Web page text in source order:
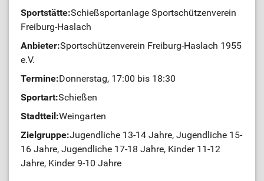
Sportstätte:Schießsportanlage Sportschützenverein
Freiburg-Haslach
Anbieter:Sportschützenverein Freiburg-Haslach 1955
e.V.
Termine:Donnerstag, 17:00 bis 18:30
Sportart:Schießen
Stadtteil:Weingarten
Zielgruppe:Jugendliche 13-14 Jahre, Jugendliche 15-
16 Jahre, Jugendliche 17-18 Jahre, Kinder 11-12
Jahre, Kinder 9-10 Jahre